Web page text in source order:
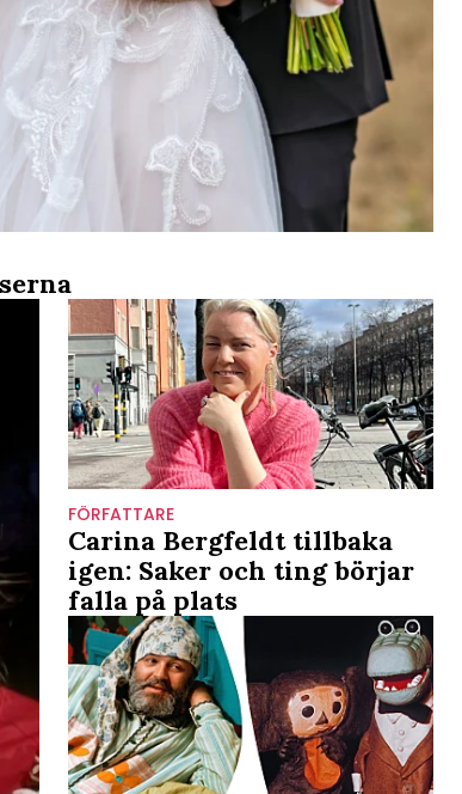
FÖRFATTARE
Carina Bergfeldt tillbaka
igen: Saker och ting börjar
falla på plats